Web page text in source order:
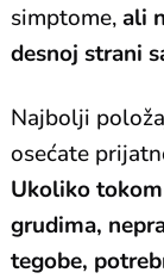
simptome,ali
desnoj strani
Najbolji
osećate
Ukoliko
grudima,
tegobe,